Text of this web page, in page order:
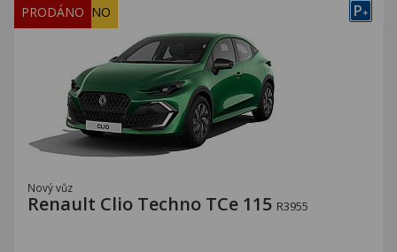
P+
REZERVOVÁNO
PRODÁNO
Nový vůz
Renault Clio Techno TCe 115 R3955